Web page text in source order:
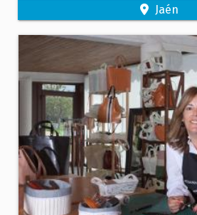
EMPLEO, EMPRESA Y
FRANCISCO LUIS
ÚBEDA ( JAÉN)
Jaén